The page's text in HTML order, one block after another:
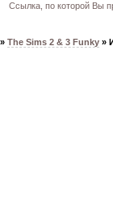
04.04.11
акция
Ссылка, по которой Вы
» The Sims 2 & 3 Funky »